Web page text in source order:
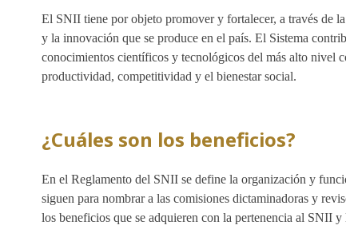
El SNII tiene por objeto promover y fortalecer, a través de
y la innovación que se produce en el país. El Sistema
conocimientos científicos y tecnológicos del más alto nivel
productividad, competitividad y el bienestar social.
¿Cuáles son los beneficios?
En el Reglamento del SNII se define la organización y
siguen para nombrar a las comisiones dictaminadoras y
los beneficios que se adquieren con la pertenencia al SNII